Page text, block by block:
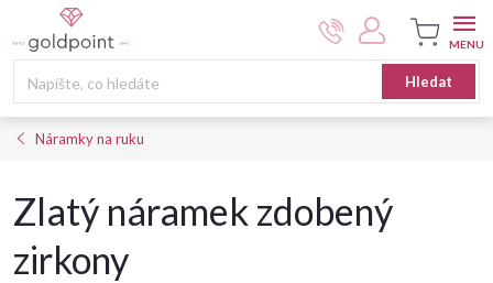
na
Hledat
Nákupní
košík
Náramky na ruku
Zlatý náramek zdobený
zirkony